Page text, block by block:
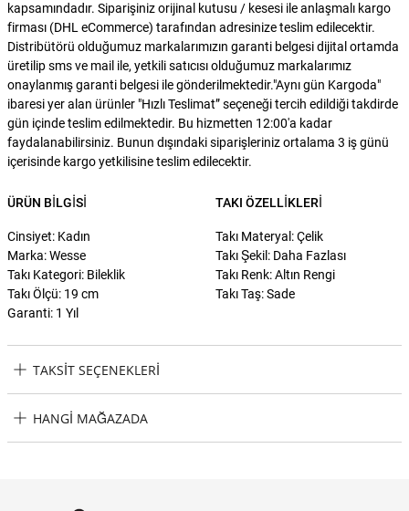
kapsamındadır. Siparişiniz orijinal kutusu / kesesi ile anlaşmalı kargo
firması (DHL eCommerce) tarafından adresinize teslim edilecektir.
Distribütörü olduğumuz markalarımızın garanti belgesi dijital ortamda
üretilip sms ve mail ile, yetkili satıcısı olduğumuz markalarımız
onaylanmış garanti belgesi ile gönderilmektedir."Aynı gün Kargoda"
ibaresi yer alan ürünler "Hızlı Teslimat” seçeneği tercih edildiği takdirde
gün içinde teslim edilmektedir. Bu hizmetten 12:00'a kadar
faydalanabilirsiniz. Bunun dışındaki siparişleriniz ortalama 3 iş günü
içerisinde kargo yetkilisine teslim edilecektir.
ÜRÜN BILGISI
Cinsiyet: Kadın
Marka: Wesse
Takı Kategori: Bileklik
Takı Ölçü: 19 cm
Garanti: 1 Yıl
TAKI ÖZELLIKLERI
Takı Materyal: Çelik
Takı Şekil: Daha Fazlası
Takı Renk: Altın Rengi
Takı Taş: Sade
TAKSIT SEÇENEKLERI
HANGI MAĞAZADA